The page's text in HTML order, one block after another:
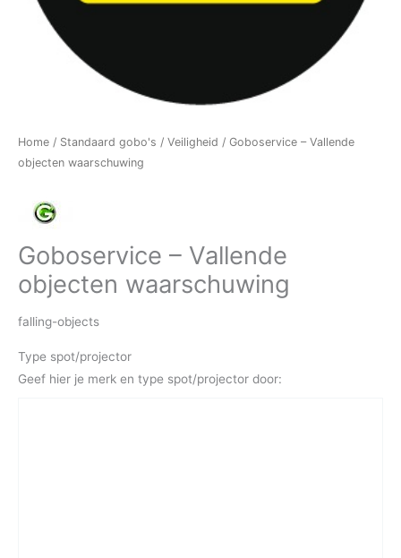
Home / Standaard gobo's / Veiligheid / Goboservice – Vallende
objecten waarschuwing
Goboservice – Vallende
objecten waarschuwing
falling-objects
Type spot/projector
Geef hier je merk en type spot/projector door: